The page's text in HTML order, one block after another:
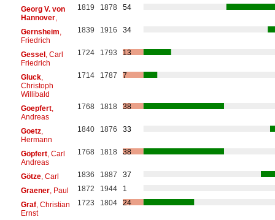
Georg V. von
Hannover,
1819 1878 54
Gernsheim
Friedrich
1839 1916 34
Gessel, Carl
Friedrich
1724 1793 13
Gluck,
Christoph
Willibald
1714 1787 7
Goepfert,
Andreas
1768 1818 38
Goetz,
Hermann
1840 1876 33
Göpfert, Carl
Andreas
1768 1818 38
Götze, Carl 1836 1887
37
Graener, Paul 1872 1944
1
Graf, Christian
Ernst
1723 1804 24